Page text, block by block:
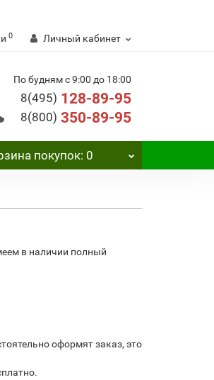
0 Личный кабинет
По будням с 9:00 до 18:00
8(495) 128-89-95
8(800) 350-89-95
покупок: 0
в наличии полный
оформят заказ, это